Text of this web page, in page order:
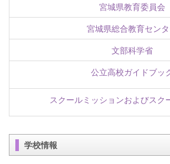
宮城県教育委員会
宮城県総合教育セン
文部科学省
公立高校ガイドブッ
スクールミッションおよびスク
学校情報